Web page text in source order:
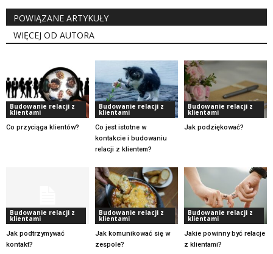
POWIĄZANE ARTYKUŁY
WIĘCEJ OD AUTORA
Budowanie relacji z
klientami
Co przyciąga klientów?
Budowanie relacji z
klientami
Co jest istotne w
kontakcie i budowaniu
relacji z klientem?
Budowanie relacji z
klientami
Jak podziękować?
Budowanie relacji z
klientami
Jak podtrzymywać
kontakt?
Budowanie relacji z
klientami
Jak komunikować się w
zespole?
Budowanie relacji z
klientami
Jakie powinny być relacje
z klientami?